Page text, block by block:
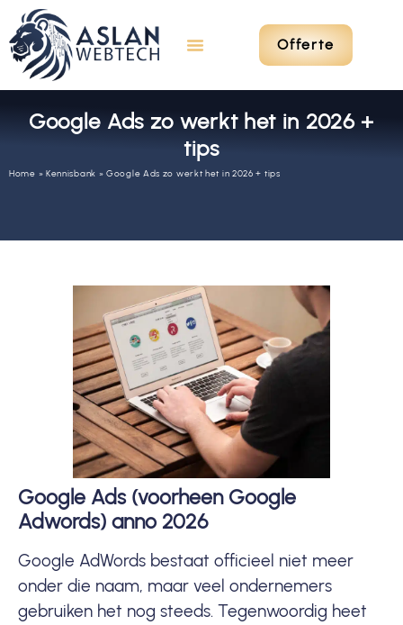
Offerte
Google Ads zo werkt het in 2026 +
tips
Home » Kennisbank »Google Ads zo werkt het in 2026 + tips
Google Ads (voorheen Google
Adwords) anno 2026
Google AdWords bestaat officieel niet meer
onder die naam, maar veel ondernemers
gebruiken het nog steeds. Tegenwoordig heet